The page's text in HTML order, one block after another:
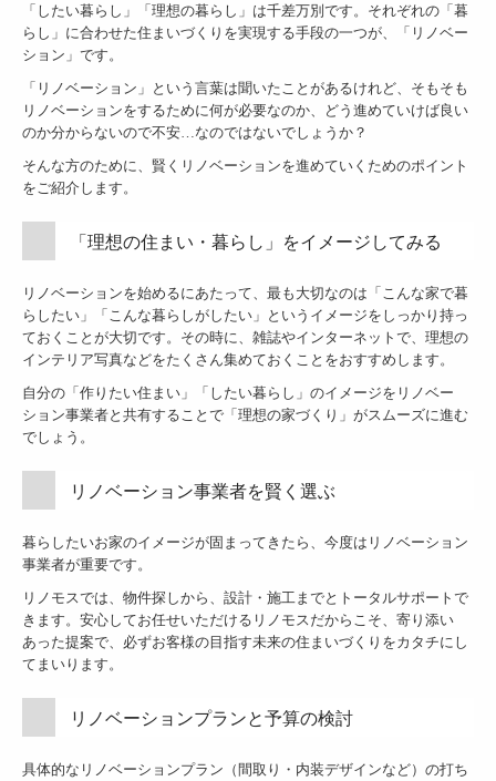
Renovation＆Reform保険
お問合せ｜リノベーション・リフォーム・不動産のご相談
株式会社リノモスWEB予約
リノモスの施工事例
施工事例 （東京都 MO邸）
施工事例 （相模原市 N邸）
施工事例 （藤沢市 S邸）
施工事例 （相模原市南区 N邸）
施工事例 （大和市 H邸）
施工事例 （大和市 M邸）
施工事例 （町田市 Y邸）
施工事例 （相模原市南区 S邸）
施工事例 （横浜市中区 S邸）
施工事例 旧リノべる。神奈川 相模大野ショールーム
施工事例 （相模原市 M邸）
施工事例 （横浜市 S邸）
「したい暮らし」「理想の暮らし」は千差万別です。それぞれの「暮
らし」に合わせた住まいづくりを実現する手段の一つが、「リノベー
ション」です。
「リノベーション」という言葉は聞いたことがあるけれど、そもそも
リノベーションをするために何が必要なのか、どう進めていけば良い
のか分からないので不安…なのではないでしょうか？
そんな方のために、賢くリノベーションを進めていくためのポイント
をご紹介します。
「理想の住まい・暮らし」をイメージしてみる
リノベーションを始めるにあたって、最も大切なのは「こんな家で暮
らしたい」「こんな暮らしがしたい」というイメージをしっかり持っ
ておくことが大切です。 その時に、雑誌やインターネットで、理想の
インテリア写真などをたくさん集めておくことをおすすめします。
自分の「作りたい住まい」「したい暮らし」のイメージをリノベー
ション事業者と共有することで「理想の家づくり」がスムーズに進む
でしょう。
リノベーション事業者を賢く選ぶ
暮らしたいお家のイメージが固まってきたら、今度はリノベーション
事業者が重要です。
リノモスでは、物件探しから、設計・施工までとトータルサポートで
きます。安心してお任せいただけるリノモスだからこそ、寄り添い
あった提案で、必ずお客様の目指す未来の住まいづくりをカタチにし
てまいります。
リノベーションプランと予算の検討
具体的なリノベーションプラン（間取り・内装デザインなど）の打ち